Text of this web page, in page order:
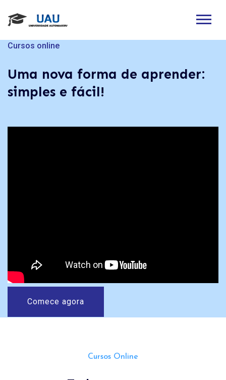
Cursos online
Uma nova forma de aprender:
simples e fácil!
Comece agora
Cursos Online
Cursos Online